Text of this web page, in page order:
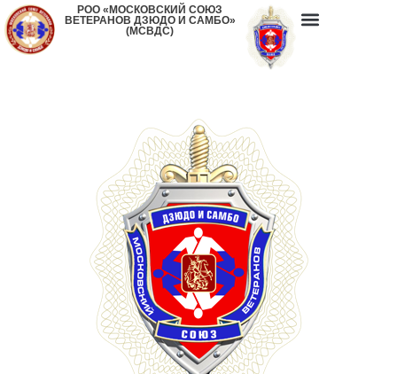
РОО «МОСКОВСКИЙ СОЮЗ
ВЕТЕРАНОВ ДЗЮДО И САМБО»
(МСВДС)